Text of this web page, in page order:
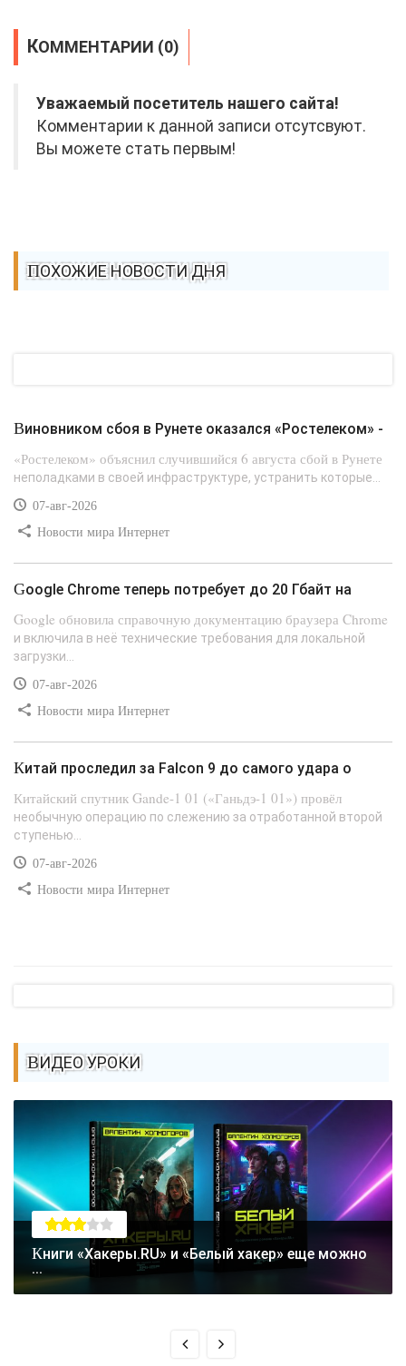
КОММЕНТАРИИ (0)
Уважаемый посетитель нашего сайта!
Комментарии к данной записи отсутсвуют.
Вы можете стать первым!
ПОХОЖИЕ НОВОСТИ ДНЯ
Виновником сбоя в Рунете оказался «Ростелеком» -
«Ростелеком» объяснил случившийся 6 августа сбой в Рунете
неполадками в своей инфраструктуре, устранить которые...
07-авг-2026
Новости мира Интернет
Google Chrome теперь потребует до 20 Гбайт на
Google обновила справочную документацию браузера Chrome
и включила в неё технические требования для локальной
загрузки...
07-авг-2026
Новости мира Интернет
Китай проследил за Falcon 9 до самого удара о
Китайский спутник Gande-1 01 («Ганьдэ-1 01») провёл
необычную операцию по слежению за отработанной второй
ступенью...
07-авг-2026
Новости мира Интернет
ВИДЕО УРОКИ
Книги «Хакеры.RU» и «Белый хакер» еще можно
...